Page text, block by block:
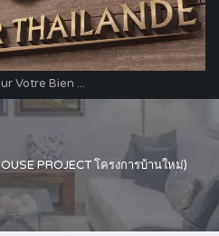
Votre Bien ...
PROJECT โครงการบ้านใหม่)